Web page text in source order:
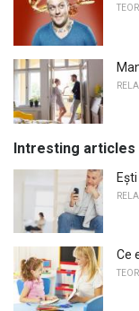
TEORII
Intresting articles
Ce
TEORII